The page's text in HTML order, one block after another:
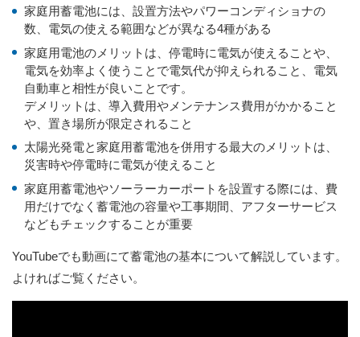
家庭用蓄電池には、設置方法やパワーコンディショナの
数、電気の使える範囲などが異なる4種がある
家庭用電池のメリットは、停電時に電気が使えることや、
電気を効率よく使うことで電気代が抑えられること、電気
自動車と相性が良いことです。
デメリットは、導入費用やメンテナンス費用がかかること
や、置き場所が限定されること
太陽光発電と家庭用蓄電池を併用する最大のメリットは、
災害時や停電時に電気が使えること
家庭用蓄電池やソーラーカーポートを設置する際には、費
用だけでなく蓄電池の容量や工事期間、アフターサービス
などもチェックすることが重要
YouTubeでも動画にて蓄電池の基本について解説しています。
よければご覧ください。